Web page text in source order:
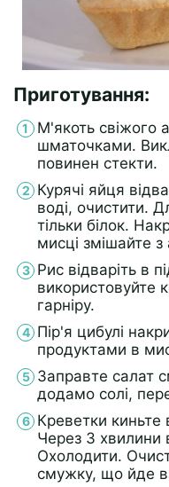
Приготування:
М'якоть свіжого
шматочками.
повинен стекти.
Курячі яйця
воді, очистити.
тільки білок.
мисці змішайте
Рис відваріть в
використовуйте
гарніру.
Пір'я цибулі
продуктами в
Заправте салат
додамо солі,
Креветки киньте
Через 3 хвилини
Охолодити.
смужку, що йде